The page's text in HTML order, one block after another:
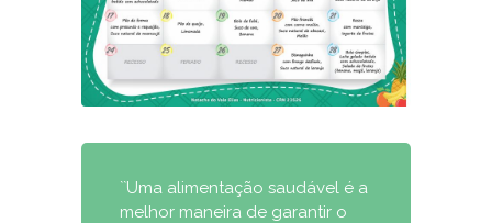
``Uma alimentação saudável é a
melhor maneira de garantir o